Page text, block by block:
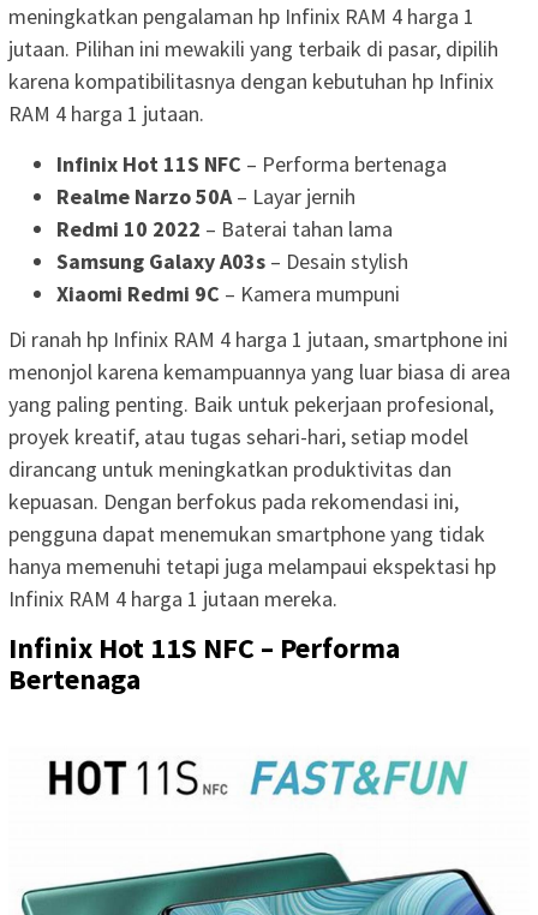
meningkatkan pengalaman hp Infinix RAM 4 harga 1
jutaan. Pilihan ini mewakili yang terbaik di pasar, dipilih
karena kompatibilitasnya dengan kebutuhan hp Infinix
RAM 4 harga 1 jutaan.
Infinix Hot 11S NFC – Performa bertenaga
Realme Narzo 50A– Layar jernih
Redmi 10 2022 – Baterai tahan lama
Samsung Galaxy A03s – Desain stylish
Xiaomi Redmi 9C – Kamera mumpuni
Di ranah hp Infinix RAM 4 harga 1 jutaan, smartphone ini
menonjol karena kemampuannya yang luar biasa di area
yang paling penting. Baik untuk pekerjaan profesional,
proyek kreatif, atau tugas sehari-hari, setiap model
dirancang untuk meningkatkan produktivitas dan
kepuasan. Dengan berfokus pada rekomendasi ini,
pengguna dapat menemukan smartphone yang tidak
hanya memenuhi tetapi juga melampaui ekspektasi hp
Infinix RAM 4 harga 1 jutaan mereka.
Infinix Hot 11S NFC – Performa
Bertenaga